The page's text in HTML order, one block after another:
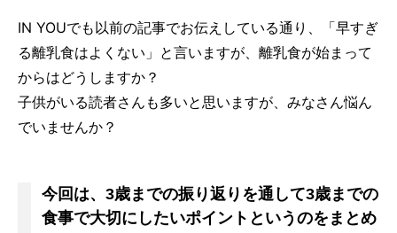
IN YOUでも以前の記事でお伝えしている通り、「早すぎ
る離乳食はよくない」と言いますが、離乳食が始まって
からはどうしますか？
子供がいる読者さんも多いと思いますが、みなさん悩ん
でいませんか？
今回は、3歳までの振り返りを通して3歳までの
食事で大切にしたいポイントというのをまとめ